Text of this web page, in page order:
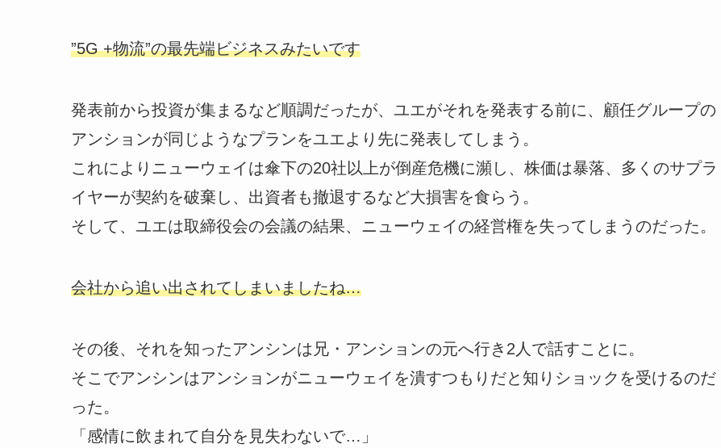
”5G +物流”の最先端ビジネスみたいです
発表前から投資が集まるなど順調だったが、ユエがそれを発表する前に、顧任グループの
アンションが同じようなプランをユエより先に発表してしまう。
これによりニューウェイは傘下の20社以上が倒産危機に瀕し、株価は暴落、多くのサプラ
イヤーが契約を破棄し、出資者も撤退するなど大損害を食らう。
そして、ユエは取締役会の会議の結果、ニューウェイの経営権を失ってしまうのだった。
会社から追い出されてしまいましたね…
その後、それを知ったアンシンは兄・アンションの元へ行き2人で話すことに。
そこでアンシンはアンションがニューウェイを潰すつもりだと知りショックを受けるのだ
った。
「感情に飲まれて自分を見失わないで…」